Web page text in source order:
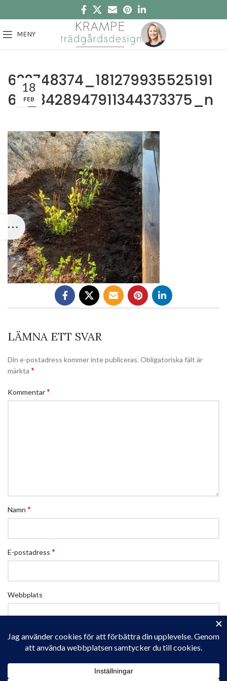
MENY
622748374_181279935525191
60_3428947911344373375_n
18
FEB
LÄMNA ETT SVAR
Din e-postadress kommer inte publiceras. Obligatoriska fält är
märkta *
Kommentar*
Namn *
E-postadress *
Webbplats
Spara mitt namn, min e-postadress och webbplats i denna
webbläsare till nästa gång jag skriver en kommentar.
website, you agree to their use.
To find out more, including how to control cookies, see here: